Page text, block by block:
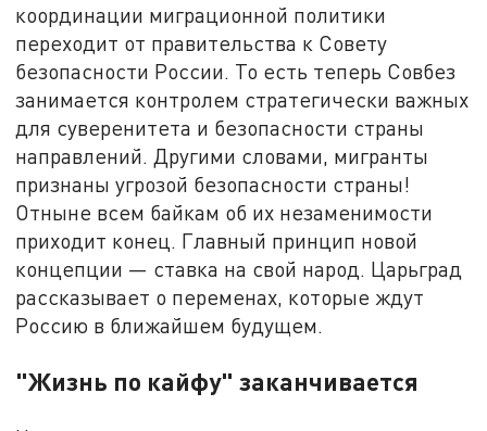
координации миграционной политики
переходит от правительства к Совету
безопасности России. То есть теперь Совбез
занимается контролем стратегически важных
для суверенитета и безопасности страны
направлений. Другими словами, мигранты
признаны угрозой безопасности страны!
Отныне всем байкам об их незаменимости
приходит конец. Главный принцип новой
концепции — ставка на свой народ. Царьград
рассказывает о переменах, которые ждут
Россию в ближайшем будущем.
"Жизнь по кайфу" заканчивается